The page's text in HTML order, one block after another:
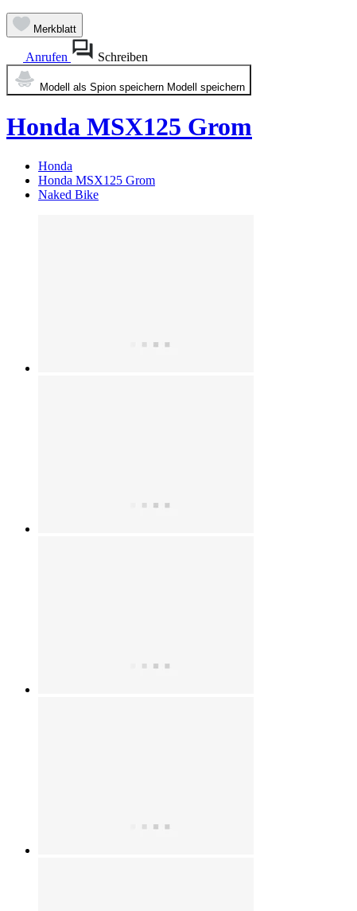
Merkblatt
Anrufen Schreiben
Modell als Spion speichern Modell speichern
Honda MSX125 Grom
Honda
Honda MSX125 Grom
Naked Bike